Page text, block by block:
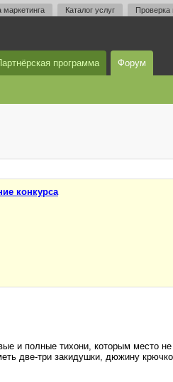
маркетинга Каталог услуг Проверка
программа Форум
конкурса
и полные тихони, которым место
две-три закидушки, дюжину